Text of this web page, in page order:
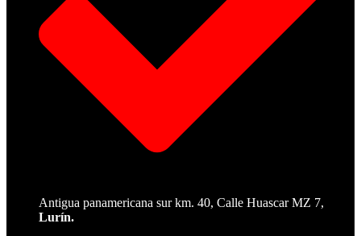
Antigua panamericana sur km. 40, Calle Huascar MZ 7,
Lurín.